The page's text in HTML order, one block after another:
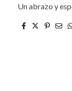
Un abrazo y